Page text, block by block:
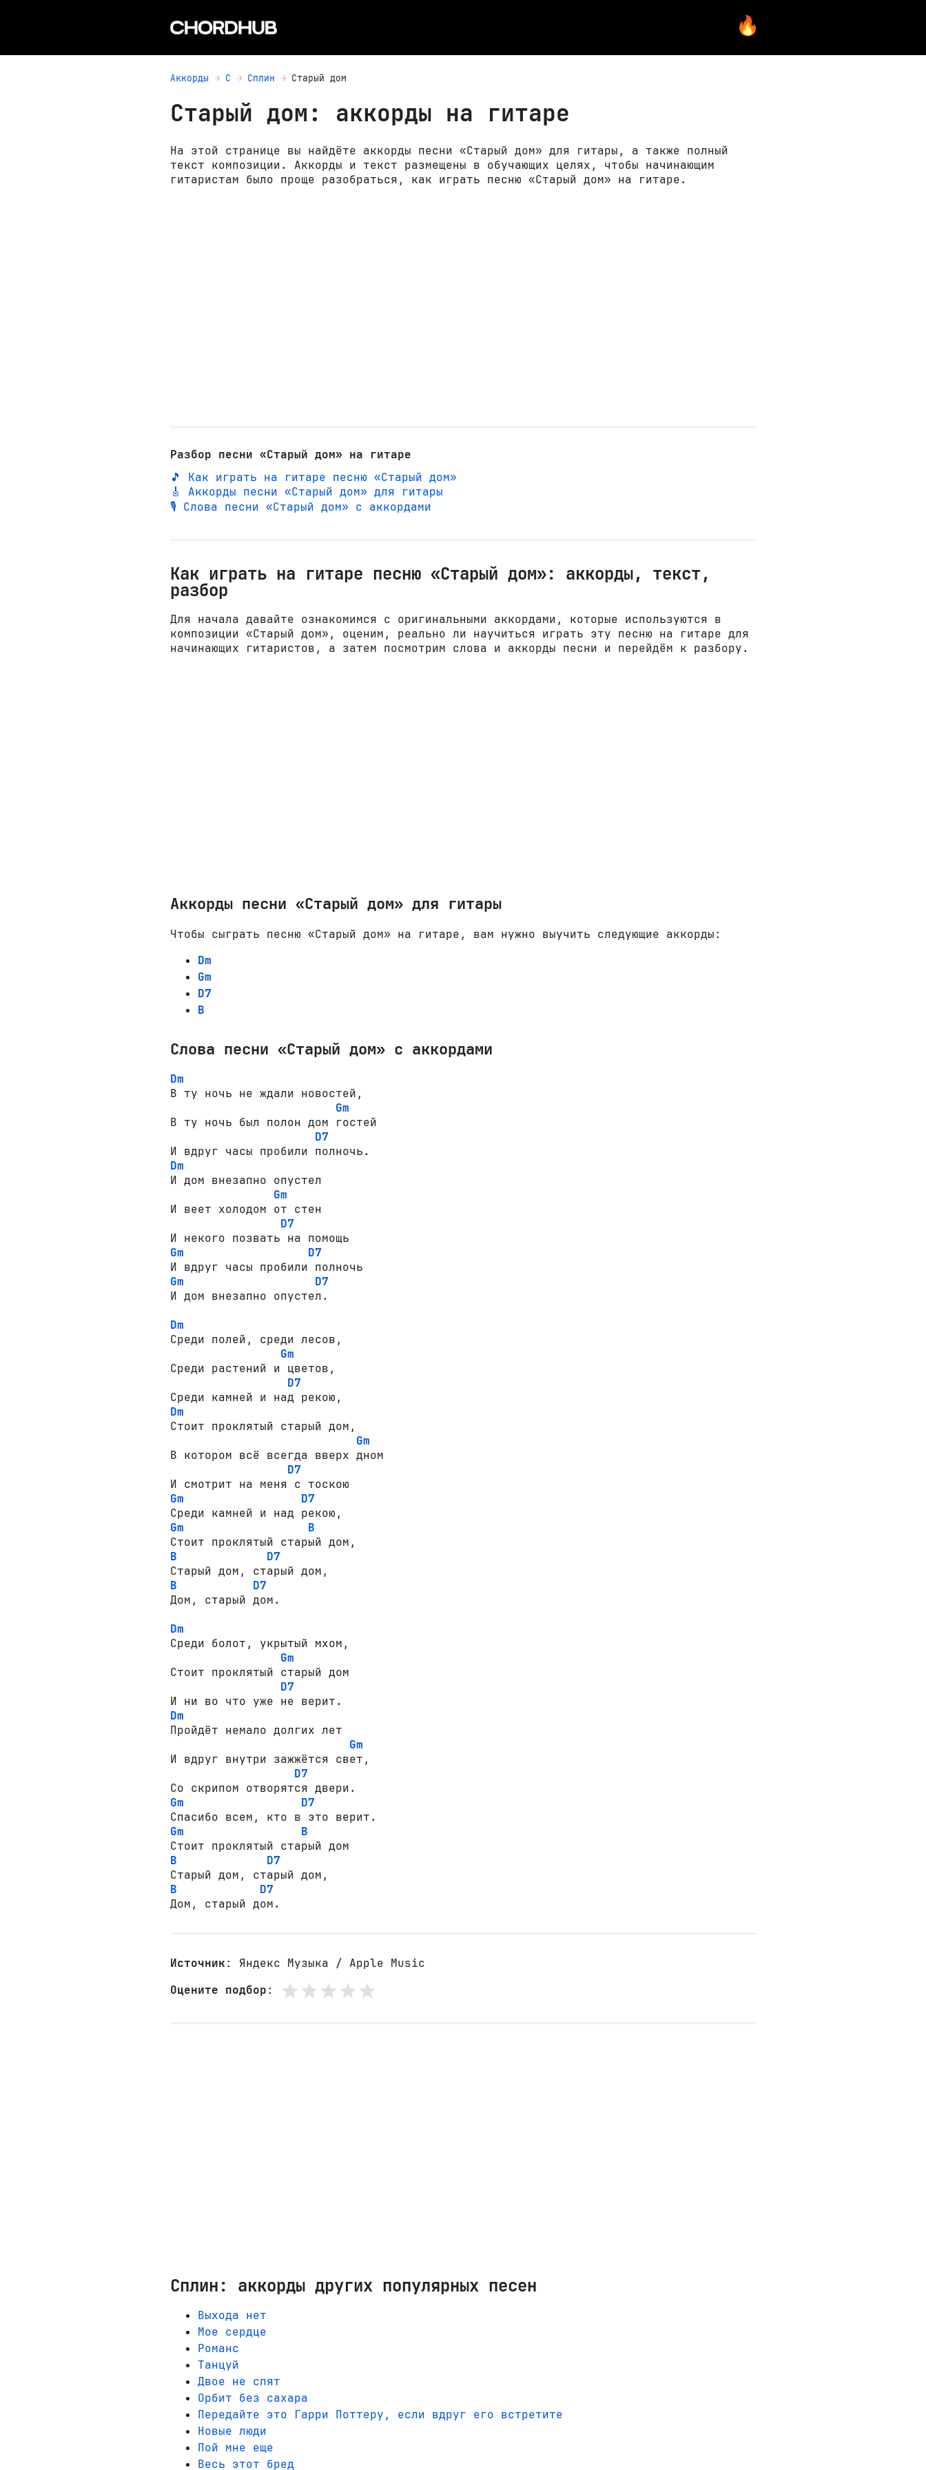
Аккорды С Сплин Старый дом
Старый дом: аккорды на гитаре
На этой странице вы найдёте аккорды песни «Старый дом» для гитары, а также полный
текст композиции. Аккорды и текст размещены в обучающих целях, чтобы начинающим
гитаристам было проще разобраться, как играть песню «Старый дом» на гитаре.
Разбор песни «Старый дом» на гитаре
🎵 Как играть на гитаре песню «Старый дом»
🎸 Аккорды песни «Старый дом» для гитары
🎙️ Слова песни «Старый дом» с аккордами
Как играть на гитаре песню «Старый дом»: аккорды, текст,
разбор
Для начала давайте ознакомимся с оригинальными аккордами, которые используются в
композиции «Старый дом», оценим, реально ли научиться играть эту песню на гитаре для
начинающих гитаристов, а затем посмотрим слова и аккорды песни и перейдём к разбору.
Аккорды песни «Старый дом» для гитары
Чтобы сыграть песню «Старый дом» на гитаре, вам нужно выучить следующие аккорды:
Dm
Gm
D7
B
Слова песни «Старый дом» с аккордами
Dm
В ту ночь не ждали новостей,
Gm
В ту ночь был полон дом гостей
D7
Dm
И дом внезапно опустел
Gm
И веет холодом от стен
D7
Gm
D7
Gm
D7
И дом внезапно опустел.
Dm
Среди полей, среди лесов,
Gm
Среди растений и цветов,
D7
Dm
Стоит проклятый старый дом,
Gm
В котором всё всегда вверх дном
D7
Gm
D7
Gm
B
B
D7
B
D7
Дом, старый дом.
Dm
Среди болот, укрытый мхом,
Gm
Стоит проклятый старый дом
D7
Dm
Пройдёт немало долгих лет
Gm
И вдруг внутри зажжётся свет,
D7
Gm
D7
Gm
B
B
D7
B
D7
Дом, старый дом.
Источник: Яндекс Музыка / Apple Music
Оцените подбор:
Сплин: аккорды других популярных песен
Выхода нет
Мое сердце
Романс
Танцуй
Двое не спят
Орбит без сахара
Передайте это Гарри Поттеру, если вдруг его встретите
Новые люди
Пой мне еще
Весь этот бред